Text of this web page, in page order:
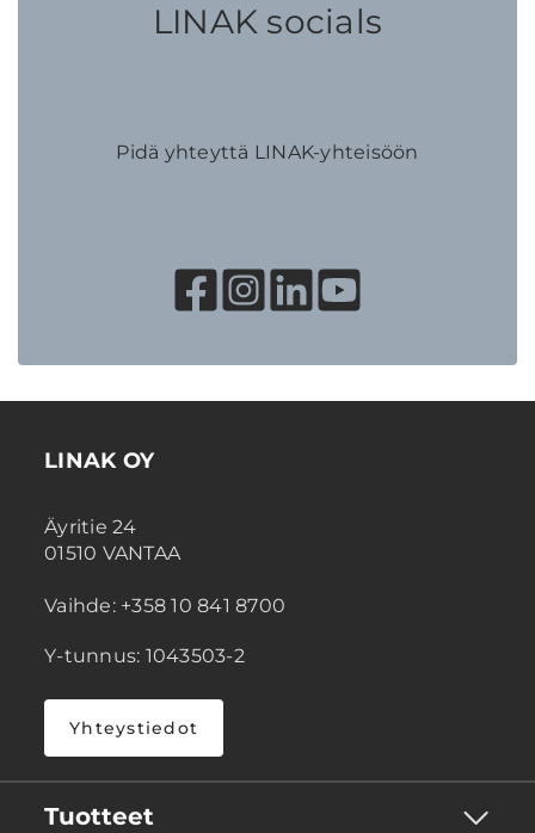
LINAK socials
Pidä yhteyttä LINAK-yhteisöön
LINAK OY
Äyritie 24
01510 VANTAA
Vaihde: +358 10 841 8700
Y-tunnus: 1043503-2
Yhteystiedot
Tuotteet